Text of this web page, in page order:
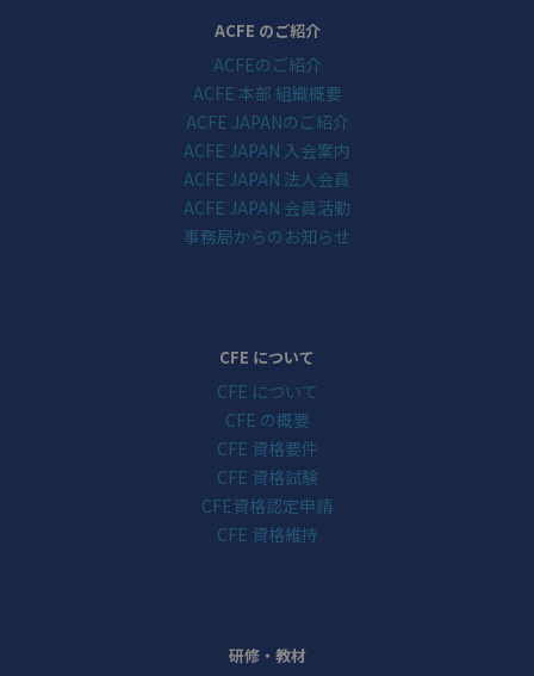
ACFE のご紹介
ACFEのご紹介
ACFE 本部 組織概要
ACFE JAPANのご紹介
ACFE JAPAN 入会案内
ACFE JAPAN 法人会員
ACFE JAPAN 会員活動
事務局からのお知らせ
CFE について
CFE について
CFE の概要
CFE 資格要件
CFE 資格試験
CFE資格認定申請
CFE 資格維持
研修・教材